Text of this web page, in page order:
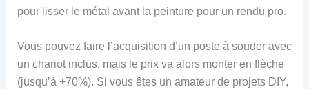
pour lisser le métal avant la peinture pour un rendu pro.
Vous pouvez faire l’acquisition d’un poste à souder avec
un chariot inclus, mais le prix va alors monter en flèche
(jusqu’à +70%). Si vous êtes un amateur de projets DIY,